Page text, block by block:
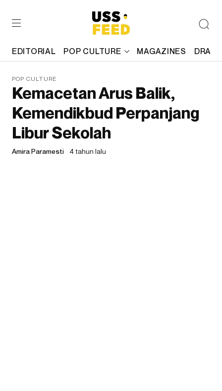
EDITORIAL POP CULTURE MAGAZINES
POP CULTURE
Kemacetan Arus Balik,
Kemendikbud Perpanjang
Libur Sekolah
Amira Paramesti 4 tahun lalu